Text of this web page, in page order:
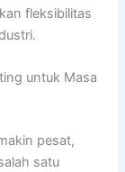
fleksibilitas
untuk Masa
pesat,
satu